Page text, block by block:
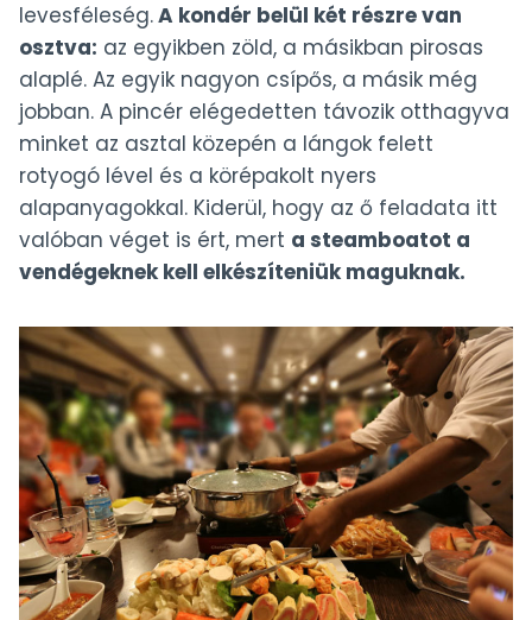
levesféleség.A kondér belül két részre van
osztva: az egyikben zöld, a másikban pirosas
alaplé. Az egyik nagyon csípős, a másik még
jobban. A pincér elégedetten távozik otthagyva
minket az asztal közepén a lángok felett
rotyogó lével és a körépakolt nyers
alapanyagokkal. Kiderül, hogy az ő feladata itt
valóban véget is ért, mert a steamboatot a
vendégeknek kell elkészíteniük maguknak.